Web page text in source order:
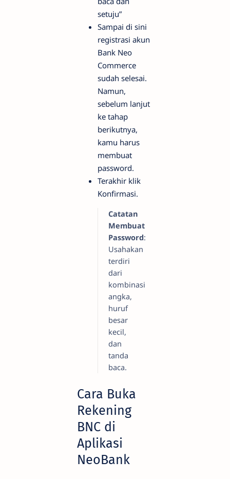
setuju”
Sampai di sini
registrasi akun
Bank Neo
Commerce
sudah selesai.
Namun,
sebelum lanjut
ke tahap
berikutnya,
kamu harus
membuat
password.
Terakhir klik
Konfirmasi.
Catatan
Membuat
Password:
Usahakan
terdiri
dari
kombinasi
angka,
huruf
besar
kecil,
dan
tanda
baca.
Cara Buka
Rekening
BNC di
Aplikasi
NeoBank